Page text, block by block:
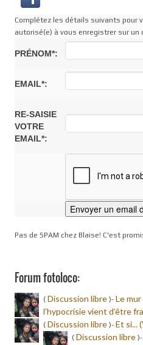
Complétez les détails suivants pour
autorisé(e) à vous enregistrer sur un
PRÉNOM*:
EMAIL*:
RE-SAISIE
VOTRE
EMAIL*:
Pas de SPAM chez Blaise! C'est
Forum fotoloco:
( Discussion libre )- Le
l’hypocrisie vient d’être
( Discussion libre )- Et si...
( Discussion libre )-